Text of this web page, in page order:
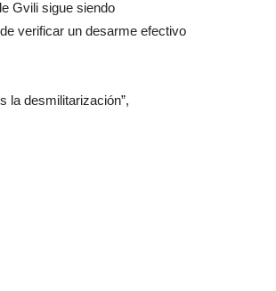
Gvili sigue siendo
verificar un desarme efectivo
la desmilitarización”,